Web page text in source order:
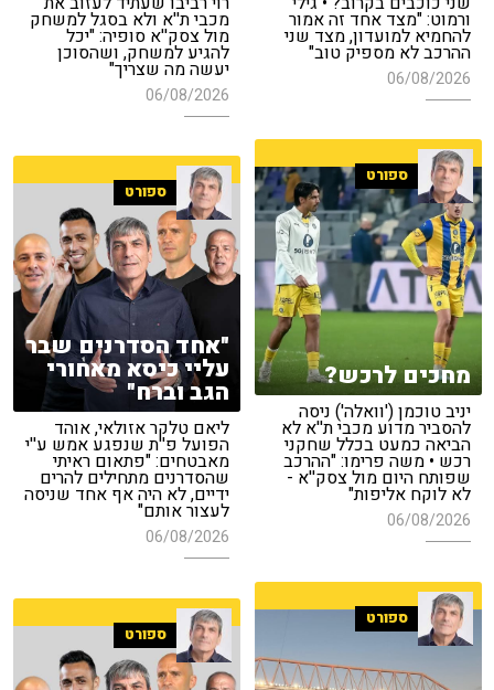
ורמוט: "מצד אחד זה אמור
להחמיא למועדון, מצד שני
ההרכב לא מספיק טוב"
06/08/2026
מכבי ת''א ולא בסגל למשחק
מול צסק''א סופיה: "יכל
להגיע למשחק, ושהסוכן
יעשה מה שצריך"
06/08/2026
ספורט
מחכים לרכש?
יניב טוכמן ('וואלה') ניסה
להסביר מדוע מכבי ת''א לא
הביאה כמעט בכלל שחקני
רכש • משה פרימו: "ההרכב
שפותח היום מול צסק''א -
לא לוקח אליפות"
06/08/2026
ספורט
"אחד הסדרנים שבר
עליי כיסא מאחורי
הגב וברח"
ליאם טלקר אזולאי, אוהד
הפועל פ''ת שנפגע אמש ע''י
מאבטחים: "פתאום ראיתי
שהסדרנים מתחילים להרים
ידיים, לא היה אף אחד שניסה
לעצור אותם"
06/08/2026
ספורט
ספורט